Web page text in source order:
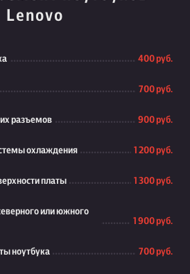
Lenovo
400 руб.
700 руб.
разъемов 900 руб.
охлаждения 1 200 руб.
платы 1 300 руб.
или южного
1 900 руб.
ноутбука 700 руб.